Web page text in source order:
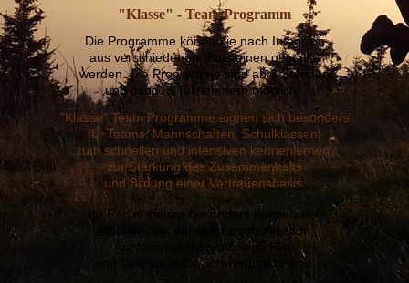
"Klasse" - Team Programm
Die Programme können je nach Intension
aus verschiedenen Bausteinen gestaltet
werden. Die Programme sind ab 3 Stunden
und mind. 8 Teilnehmern möglich.
"Klasse" Team Programme eignen sich besonders
für Teams, Mannschaften, Schulklassen,
zum schnellen und intensiven kennenlernen,
zur Stärkung des Zusammenhalts
und Bildung einer Vertrauensbasis.
Im Focus stehen besonders kooperative
Aktionen, bei dehnen Kommunikation,
Achtsamkeit, gegenseitige Hilfe
und Vertrauen die Schwerpunkte sind.